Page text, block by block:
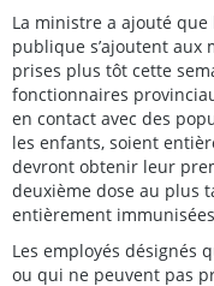
La ministre a ajouté
publique s’ajoutent aux
prises plus tôt cette
fonctionnaires
en contact avec des
les enfants, soient
devront obtenir leur
deuxième dose au plus
entièrement
Les employés désignés
ou qui ne peuvent pas